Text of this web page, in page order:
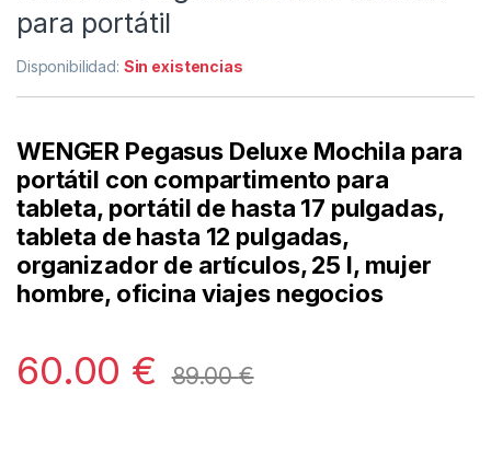
para portátil
Disponibilidad: Sin existencias
WENGER Pegasus Deluxe Mochila para
portátil con compartimento para
tableta, portátil de hasta 17 pulgadas,
tableta de hasta 12 pulgadas,
organizador de artículos, 25 l, mujer
hombre, oficina viajes negocios
60.00 € 89.00€